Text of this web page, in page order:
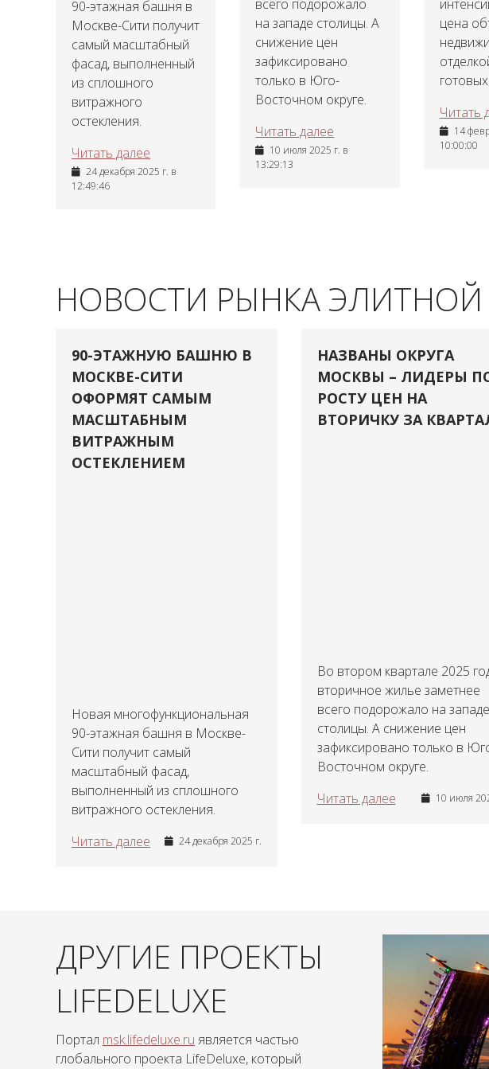
90-этажная башня в
Москве-Сити получит
самый масштабный
фасад, выполненный
из сплошного
витражного
остекления.
Читать далее
24 декабря 2025 г. в
12:49:46
всего подорожало
на западе столицы. А
снижение цен
зафиксировано
только в Юго-
Восточном округе.
Читать далее
10 июля 2025 г. в
13:29:13
цена
Читать
14
10:00:00
НОВОСТИ РЫНКА
90-ЭТАЖНУЮ БАШНЮ В
МОСКВЕ-СИТИ
ОФОРМЯТ САМЫМ
МАСШТАБНЫМ
ВИТРАЖНЫМ
ОСТЕКЛЕНИЕМ
Новая многофункциональная
90-этажная башня в Москве-
Сити получит самый
масштабный фасад,
выполненный из сплошного
витражного остекления.
Читать далее
24 декабря 2025 г.
НАЗВАНЫ ОКРУГА
МОСКВЫ – ЛИДЕРЫ
РОСТУ ЦЕН НА
ВТОРИЧКУ ЗА
Во втором квартале 2025
вторичное жилье заметнее
всего подорожало на западе
столицы. А снижение цен
зафиксировано только в
Восточном округе.
Читать далее
10 июля
ДРУГИЕ ПРОЕКТЫ
LIFEDELUXE
Портал msk.lifedeluxe.ru является частью
глобального проекта LifeDeluxe, который